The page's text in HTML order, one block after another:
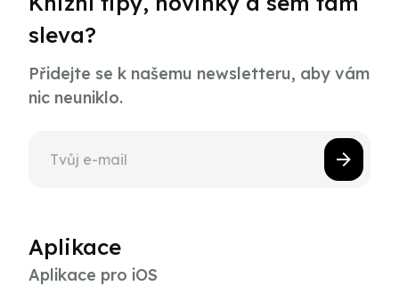
sleva?
Přidejte se k našemu newsletteru, aby vám
nic neuniklo.
Aplikace
Aplikace pro iOS